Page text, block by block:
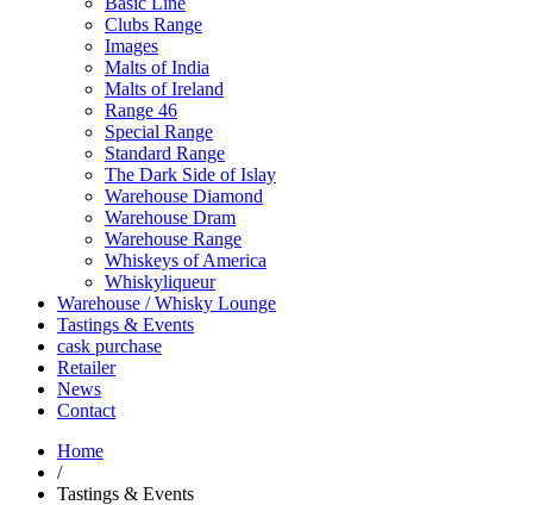
Clubs Range
Images
Malts of India
Malts of Ireland
Range 46
Special Range
Standard Range
The Dark Side of Islay
Warehouse Diamond
Warehouse Dram
Warehouse Range
Whiskeys of America
Whiskyliqueur
Warehouse / Whisky Lounge
Tastings & Events
cask purchase
Retailer
News
Contact
Home
/
Tastings & Events